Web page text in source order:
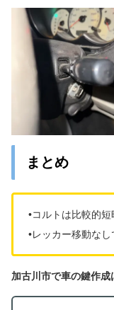
まとめ
•コルトは比較的
•レッカー移動な
加古川市で車の鍵作成